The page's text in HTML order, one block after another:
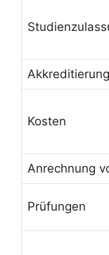
Kosten
Anrechnung
Prüfungen